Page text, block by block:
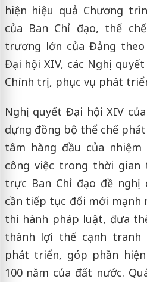
hiện hiệu quả Chương
của Ban Chỉ đạo, thể
trương lớn của Đảng
Đại hội XIV, các Nghị
Chính trị, phục vụ phát
Nghị quyết Đại hội XIV
dựng đồng bộ thể chế
tâm hàng đầu của
công việc trong thời
trực Ban Chỉ đạo đề nghị
cần tiếp tục đổi mới mạnh
thi hành pháp luật, đưa
thành lợi thế cạnh tranh
phát triển, góp phần
100 năm của đất nước.